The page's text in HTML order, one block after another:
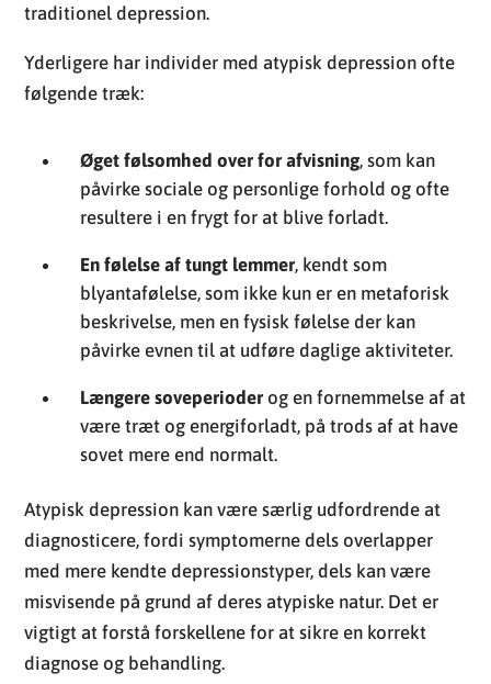
traditionel depression.
Yderligere har individer med atypisk depression ofte
følgende træk:
Øget følsomhed over for afvisning, som kan
påvirke sociale og personlige forhold og ofte
resultere i en frygt for at blive forladt.
En følelse af tungt lemmer, kendt som
blyantafølelse, som ikke kun er en metaforisk
beskrivelse, men en fysisk følelse der kan
påvirke evnen til at udføre daglige aktiviteter.
Længere soveperioder og en fornemmelse af at
være træt og energiforladt, på trods af at have
sovet mere end normalt.
Atypisk depression kan være særlig udfordrende at
diagnosticere, fordi symptomerne dels overlapper
med mere kendte depressionstyper, dels kan være
misvisende på grund af deres atypiske natur. Det er
vigtigt at forstå forskellene for at sikre en korrekt
diagnose og behandling.